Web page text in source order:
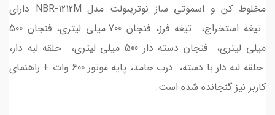
مخلوط کن و اسموتی ساز نوتریبولت مدل NBR-1212M دارای
تیغه استخراج، تیغه فرز، فنجان 700 میلی لیتری، فنجان 500
میلی لیتری، فنجان دسته دار 500 میلی لیتری، حلقه لبه دار،
حلقه لبه دار با دسته، درب جامد، پایه موتور 600 وات + راهنمای
کاربر نیز گنجانده شده است.